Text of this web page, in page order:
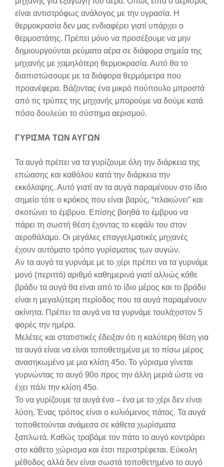
είναι αντιστρόφως ανάλογος με την υγρασία. Η
θερμοκρασία δεν μας ενδιαφέρει γιατί υπάρχει ο
θερμοστάτης. Πρέπει μόνο να προσέξουμε να μην
δημιουργούνται ρεύματα αέρα σε διάφορα σημεία της
μηχανής με χαμηλότερη θερμοκρασία. Αυτό θα το
διαπιστώσουμε με τα διάφορα θερμόμετρα που
προανέφερα. Βάζοντας ένα μικρό πούπουλο μπροστά
από τις τρύπες της μηχανής μπορούμε να δούμε κατά
πόσο δουλεύει το σύστημα αερισμού.
ΓΥΡΙΣΜΑ ΤΩΝ ΑΥΓΩΝ
Τα αυγά πρέπει να τα γυρίζουμε όλη την διάρκεια της
επώασης και καθόλου κατά την διάρκεια την
εκκόλαψης. Αυτό γιατί αν τα αυγά παραμένουν στο ίδιο
σημείο τότε ο κρόκος που είναι βαρύς, “πλακώνει” και
σκοτώνει το έμβρυο. Επίσης βοηθά το έμβρυο να
πάρει τη σωστή θέση έχοντας το κεφάλι του στον
αεροθάλαμο. Οι μεγάλες επαγγελματικές μηχανές
έχουν αυτόματο τρόπο γυρίσματος των αυγών.
Αν τα αυγά τα γυρνάμε με το χέρι πρέπει να τα γυρνάμε
μονό (περιττό) αριθμό καθημερινά γιατί αλλιώς κάθε
βράδυ τα αυγά θα είναι από το ίδιο μέρος και το βράδυ
είναι η μεγαλύτερη περίοδος που τα αυγά παραμένουν
ακίνητα. Πρέπει τα αυγά να τα γυρνάμε τουλάχιστον 5
φορές την ημέρα.
Μελέτες και στατιστικές έδειξαν ότι η καλύτερη θέση για
τα αυγά είναι να είναι τοποθετημένα με το πίσω μέρος
ανασηκωμένο με μια κλίση 45ο. Το γύρισμα γίνεται
γυρνώντας το αυγό 90ο προς την άλλη μεριά ώστε να
έχει πάλι την κλίση 45ο.
Το να γυρίζουμε τα αυγά ένα – ένα με το χέρι δεν είναι
λύση. Ένας τρόπος είναι ο κυλιόμενος πάτος. Τα αυγά
τοποθετούνται ανάμεσα σε κάθετα χωρίσματα
ξαπλωτά. Καθώς τραβάμε τον πάτο το αυγό κοντράρει
στο κάθετο χώρισμα και έτσι περιστρέφεται. Εύκολη
μέθοδος αλλά δεν είναι σωστά τοποθετημένο το αυγό